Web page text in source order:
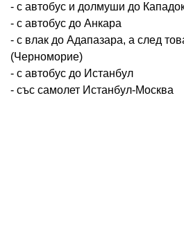
- с автобус и долмуши до
- с автобус до Анкара
- с влак до Адапазара, а след
(Черноморие)
- с автобус до Истанбул
- със самолет Истанбул-Москва